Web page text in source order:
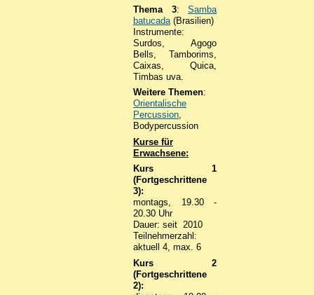
Thema 3: Samba
batucada (Brasilien)
Instrumente:
Surdos, Agogo
Bells, Tamborims,
Caixas, Quica,
Timbas uva.
Weitere Themen:
Orientalische
Percussion,
Bodypercussion
Kurse für
Erwachsene:
Kurs 1
(Fortgeschrittene
3):
montags, 19.30 -
20.30 Uhr
Dauer: seit 2010
Teilnehmerzahl:
aktuell 4, max. 6
Kurs 2
(Fortgeschrittene
2):